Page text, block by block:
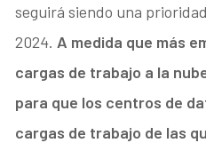
seguirá siendo una
2024. A medida que más
cargas de trabajo a la
para que los centros de
cargas de trabajo de las